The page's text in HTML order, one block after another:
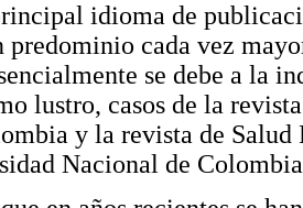
idioma de
predominio cada vez
se debe a la
lustro, casos de la
y la revista de
Nacional de